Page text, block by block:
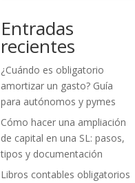
Entradas
recientes
¿Cuándo es obligatorio
amortizar un gasto? Guía
para autónomos y pymes
Cómo hacer una ampliación
de capital en una SL: pasos,
tipos y documentación
Libros contables obligatorios